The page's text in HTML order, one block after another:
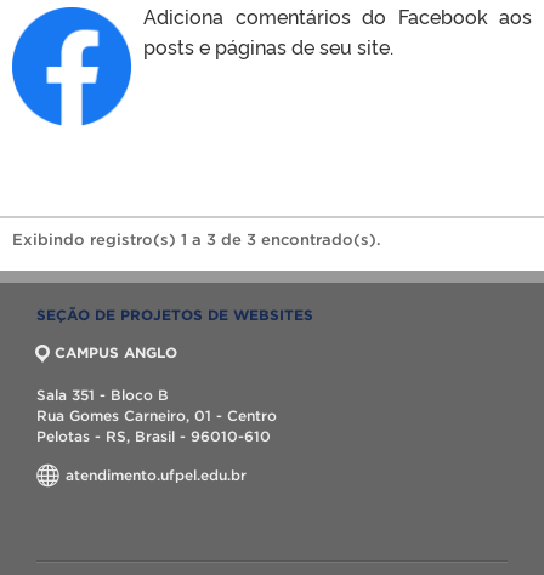
Adiciona comentários do Facebook aos
posts e páginas de seu site.
Exibindo registro(s) 1 a 3 de 3 encontrado(s).
SEÇÃO DE PROJETOS DE WEBSITES
CAMPUS ANGLO
Sala 351 - Bloco B
Rua Gomes Carneiro, 01 - Centro
Pelotas - RS, Brasil - 96010-610
atendimento.ufpel.edu.br